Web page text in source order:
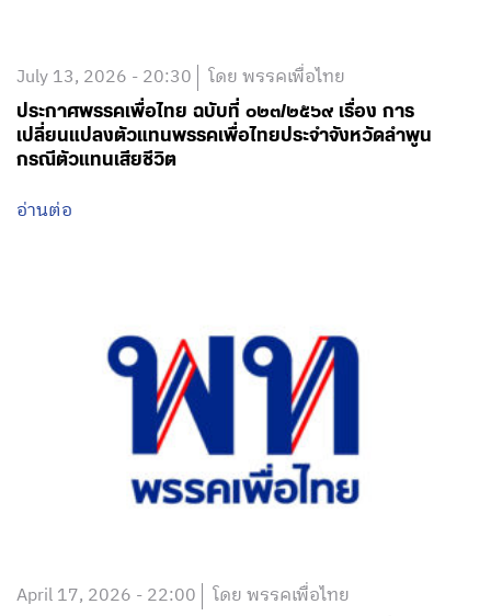
July 13, 2026 - 20:30 โดย พรรคเพื่อไทย
ประกาศพรรคเพื่อไทย ฉบับที่ ๐๒๓/๒๕๖๙ เรื่อง การ
เปลี่ยนแปลงตัวแทนพรรคเพื่อไทยประจำจังหวัดลำพูน
กรณีตัวแทนเสียชีวิต
อ่านต่อ
April 17, 2026 - 22:00 โดย พรรคเพื่อไทย